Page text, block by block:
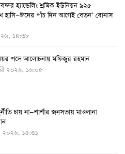
মৃত্যু, শনাক্ত ৬২৬
১৭:৩৮
শনাক্তের সংখ্যা ২০ লাখ ছাড়াল
১৭:৫৪
মৃত্যু ও শনাক্ত বেড়েছে
১৯:০৪
হ্যান্ডেলিং শ্রমিক ইউনিয়ন ৯২৫
হাসি—ঈদের পাঁচ দিন আগেই বেতন’ বোনাস
১৪:৩৮
পদে আলোচনায় মফিজুর রহমান
২০২৬, ১৬:০৫
চায় না—শার্শার জনসভায় মাওলানা
২০২৬, ১৫:৩১